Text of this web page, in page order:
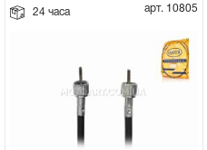
24 часа арт. 10805